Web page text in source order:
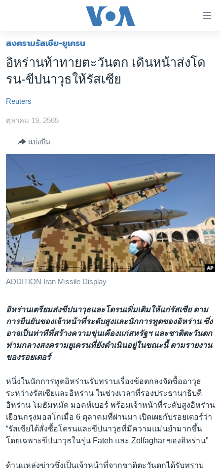
ต่อ
ข้าม
ไป
เนื้อหา
ข้าม
ไป
ข้าม
การ
ค้นหา
โลก
เอเชีย
สหรัฐฯ
ไทย
ธุรกิจ
สังคมและสุขภาพ
ไลฟ์สไตล์
ตรวจสอบข่าว
เรียนรู้ภาษาอังกฤษ
พอดคาสต์
ติดตามเรา
เลือกภาษา
สงครามรัสเซีย-ยูเครน
อิหร่านท้าทายตะวันตก เดินหน้าส่งโด
รน-ขีปนาวุธให้รัสเซีย
Reuters
ตุลาคม 19, 2565
แบ่งปัน
ADDITION Iran Missile Display
อิหร่านเตรียมส่งขีปนาวุธและโดรนเพิ่มเติมให้แก่รัสเซีย ตาม
การยืนยันของเจ้าหน้าที่ระดับสูงและนักการทูตของอิหร่าน ซึ่ง
อาจเป็นท่าทีที่สร้างความขุ่นเคืองแก่สหรัฐฯ และชาติตะวันตก
ท่ามกลางสงครามยูเครนที่ยังดำเนินอยู่ในขณะนี้ ตามรายงาน
ของรอยเตอร์
หนึ่งในนักการทูตอิหร่านรับทราบเรื่องข้อตกลงจัดซื้ออาวุธ
ระหว่างรัสเซียและอิหร่าน ในช่วงเวลาที่รองประธานาธิบดี
อิหร่าน โมฮัมหมัด มอคห์เบอร์ พร้อมเจ้าหน้าที่ระดับสูงอิหร่าน
เยือนกรุงมอสโกเมื่อ 6 ตุลาคมที่ผ่านมา เปิดเผยกับรอยเตอร์ว่า
“รัสเซียได้สั่งซื้อโดรนและขีปนาวุธที่มีความแม่นยำมากขึ้น
โดยเฉพาะขีปนาวุธในรุ่น Fateh และ Zolfaghar ของอิหร่าน”
ด้านแหล่งข่าวซึ่งเป็นเจ้าหน้าที่จากชาติตะวันตกได้รับทราบ